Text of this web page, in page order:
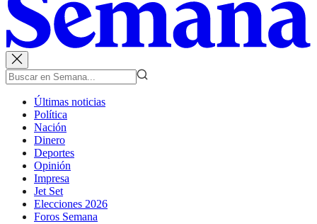
Últimas noticias
Política
Nación
Dinero
Deportes
Opinión
Impresa
Jet Set
Elecciones 2026
Foros Semana